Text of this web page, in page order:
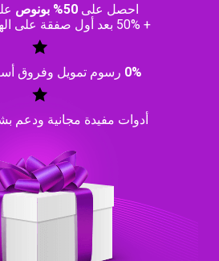
احصل على 50% بونوص
+ 50% بعد أول صفقة على الهاتف المحمول
0% رسوم تمويل وفروق
أدوات مفيدة مجانية ودعم